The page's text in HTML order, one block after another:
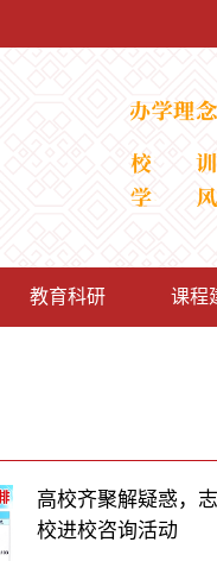
教育科研 课程
高校齐聚解疑惑，
校进校咨询活动